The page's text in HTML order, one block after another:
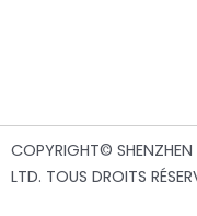
COPYRIGHT© SHENZHEN
LTD. TOUS DROITS